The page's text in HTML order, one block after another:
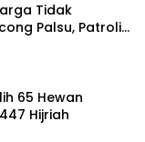
Tidak
Palsu, Patroli
65 Hewan
Hijriah